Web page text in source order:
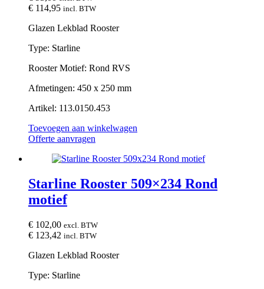
€ 114,95 incl. BTW
Glazen Lekblad Rooster
Type: Starline
Rooster Motief: Rond RVS
Afmetingen: 450 x 250 mm
Artikel: 113.0150.453
Toevoegen aan winkelwagen
Offerte aanvragen
Starline Rooster 509×234 Rond
motief
€ 102,00 excl. BTW
€ 123,42 incl. BTW
Glazen Lekblad Rooster
Type: Starline